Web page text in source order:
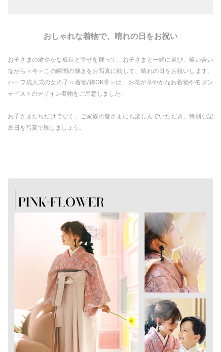
おしゃれな着物で、晴れの日をお祝い
お子さまの健やかな成長と幸せを願って、お子さまと一緒に遊び、笑い合い
ながら＜今＞この瞬間の輝きをお写真に残して、晴れの日をお祝いします。
ハーフ成人式の女の子＜着物/袴OR帯＞は、お花が華やかなお着物やモダン
テイストのデザイン着物をご用意しました。
お子さまたちだけでなく、ご家族の皆さまにも楽しんでいただき、特別な記
念日を写真で残しましょう。